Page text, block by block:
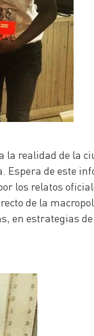
la realidad de la
de este
los relatos
de la
en estrategias